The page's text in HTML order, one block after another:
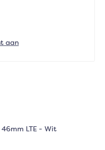
aan
LTE - Wit